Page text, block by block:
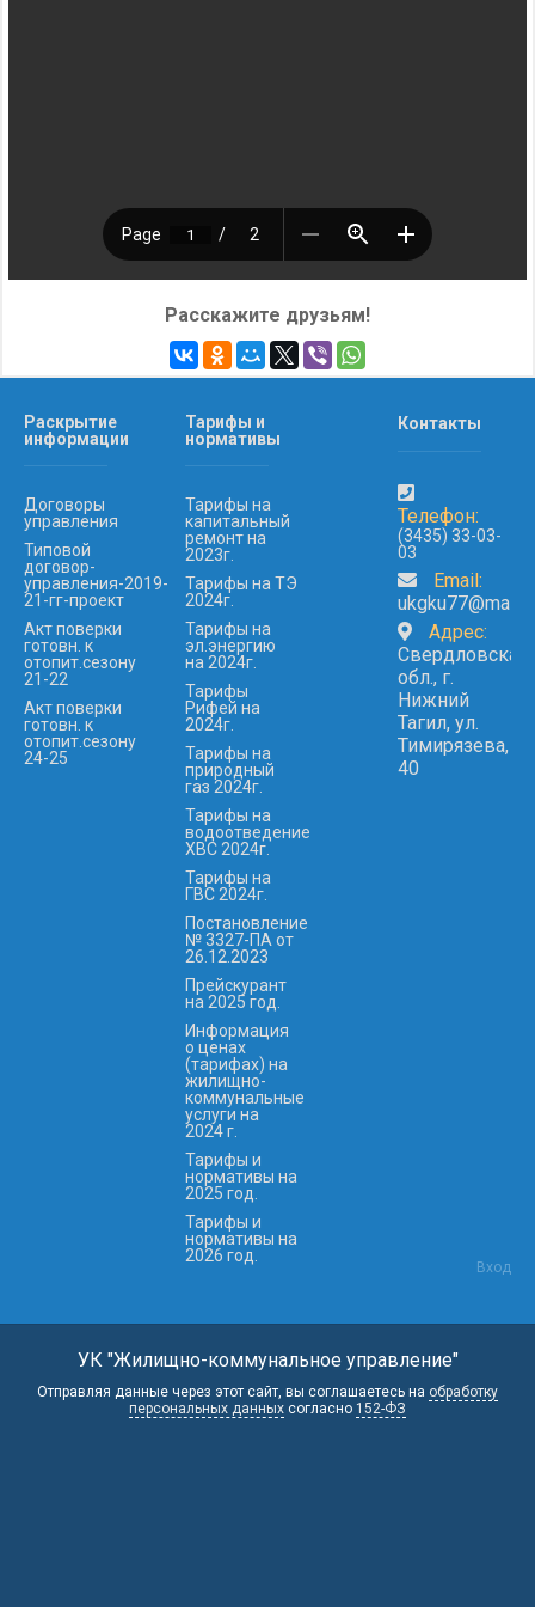
Расскажите друзьям!
Раскрытие
информации
Договоры
управления
Типовой
договор-
управления-2019-
21-гг-проект
Акт поверки
готовн. к
отопит.сезону
21-22
Акт поверки
готовн. к
отопит.сезону
24-25
Тарифы и
нормативы
Тарифы на
капитальный
ремонт на
2023г.
Тарифы на ТЭ
2024г.
Тарифы на
эл.энергию
на 2024г.
Тарифы
Рифей на
2024г.
Тарифы на
природный
газ 2024г.
Тарифы на
водоотведение
ХВС 2024г.
Тарифы на
ГВС 2024г.
Постановление
№ 3327-ПА от
26.12.2023
Прейскурант
на 2025 год.
Информация
о ценах
(тарифах) на
жилищно-
коммунальные
услуги на
2024 г.
Тарифы и
нормативы на
2025 год.
Тарифы и
нормативы на
2026 год.
Контакты
Телефон:
(3435) 33-03-
03
Email:
Адрес:
Свердловская
обл., г.
Нижний
Тагил, ул.
Тимирязева,
40
Вход
УК "Жилищно-коммунальное управление"
Отправляя данные через этот сайт, вы соглашаетесь на обработку
персональных данных согласно 152-ФЗ